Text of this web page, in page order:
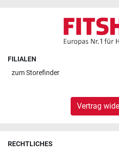
FILIALEN
zumStorefinder
Vertrag
RECHTLICHES